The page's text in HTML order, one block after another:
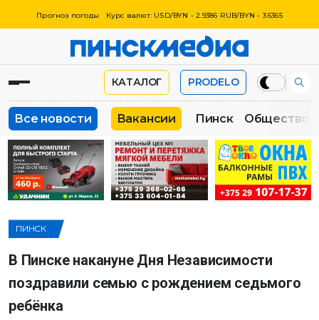
Прогноз погоды Курс валют: USD/BYN - 2.9386 RUB/BYN - 3.6365
КАТАЛОГ PRODELO
Все новости Вакансии Пинск Общество
ПИНСК
В Пинске накануне Дня Независимости
поздравили семью с рождением седьмого
ребёнка